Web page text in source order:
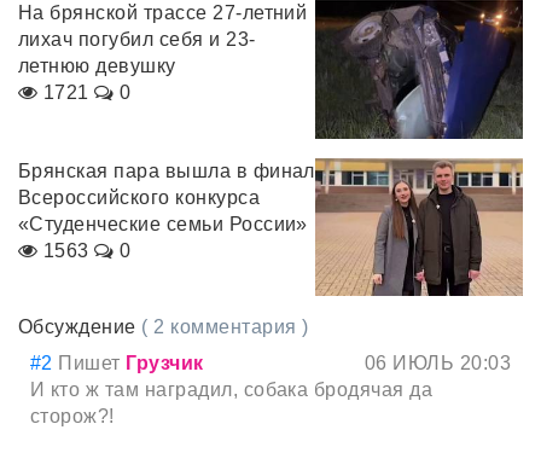
На брянской трассе 27-летний
лихач погубил себя и 23-
летнюю девушку
1721
0
Брянская пара вышла в финал
Всероссийского конкурса
«Студенческие семьи России»
1563
0
Обсуждение ( 2 комментария )
#2 Пишет Грузчик
06 ИЮЛЬ 20:03
И кто ж там наградил, собака бродячая да
сторож?!